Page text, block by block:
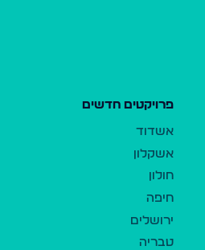
פרויקטים חדשים
אשדוד
אשקלון
חולון
חיפה
ירושלים
טבריה